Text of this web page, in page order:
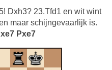
Dxh3? 23.Tfd1 en wit wint
maar schijngevaarlijk is.
Pxe7